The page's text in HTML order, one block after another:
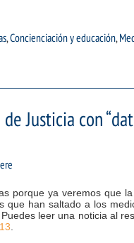
,Concienciación y educación,
Justicia con
porque ya veremos que
que han saltado a los
leer una noticia al